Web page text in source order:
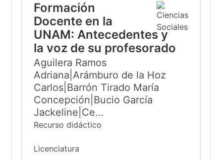
Formación
Docente en la
UNAM: Antecedentes y
la voz de su profesorado
Aguilera Ramos
Adriana|Arámburo de la Hoz
Carlos|Barrón Tirado María
Concepción|Bucio García
Jackeline|Ce...
Recurso didáctico
Licenciatura